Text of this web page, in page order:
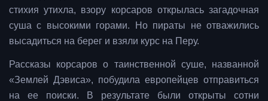
стихия утихла, взору корсаров открылась загадочная
суша с высокими горами. Но пираты не отважились
высадиться на берег и взяли курс на Перу.
Рассказы корсаров о таинственной суше, названной
«Землей Дэвиса», побудила европейцев отправиться
на ее поиски. В результате были открыты сотни